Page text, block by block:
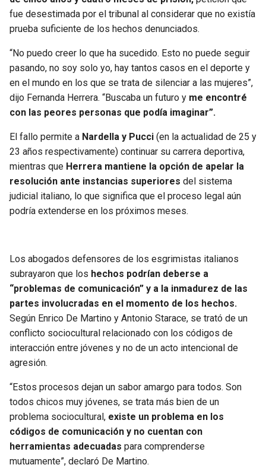
fue desestimada por el tribunal al considerar que no existía
prueba suficiente de los hechos denunciados.
“No puedo creer lo que ha sucedido. Esto no puede seguir
pasando, no soy solo yo, hay tantos casos en el deporte y
en el mundo en los que se trata de silenciar a las mujeres”,
dijo Fernanda Herrera. “Buscaba un futuro y me encontré
con las peores personas que podía imaginar”.
El fallo permite a Nardella y Pucci (en la actualidad de 25 y
23 años respectivamente) continuar su carrera deportiva,
mientras que Herrera mantiene la opción de apelar la
resolución ante instancias superiores del sistema
judicial italiano, lo que significa que el proceso legal aún
podría extenderse en los próximos meses.
Los abogados defensores de los esgrimistas italianos
subrayaron que los hechos podrían deberse a
“problemas de comunicación” y a la inmadurez de las
partes involucradas en el momento de los hechos.
Según Enrico De Martino y Antonio Starace, se trató de un
conflicto sociocultural relacionado con los códigos de
interacción entre jóvenes y no de un acto intencional de
agresión.
“Estos procesos dejan un sabor amargo para todos. Son
todos chicos muy jóvenes, se trata más bien de un
problema sociocultural, existe un problema en los
códigos de comunicación y no cuentan con
herramientas adecuadas para comprenderse
mutuamente”, declaró De Martino.